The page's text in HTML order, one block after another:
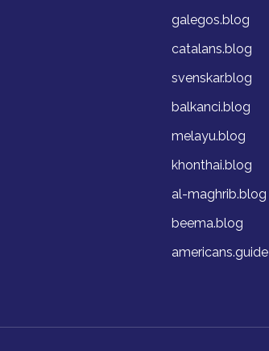
galegos.blog
catalans.blog
svenskar.blog
balkanci.blog
melayu.blog
khonthai.blog
al-maghrib.blog
beema.blog
americans.guide